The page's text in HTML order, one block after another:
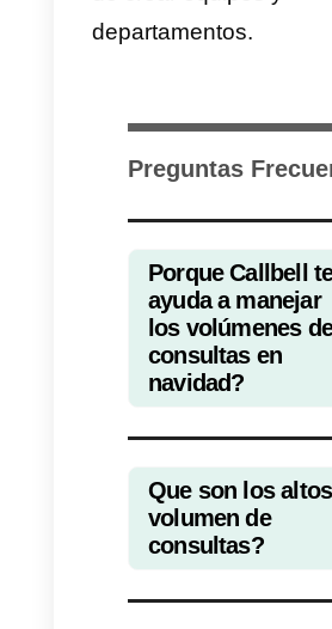
somos humanos
mal
afectar tu
clientes y
Como
volúmenes
en navidad
Callbell?
ConCallbell